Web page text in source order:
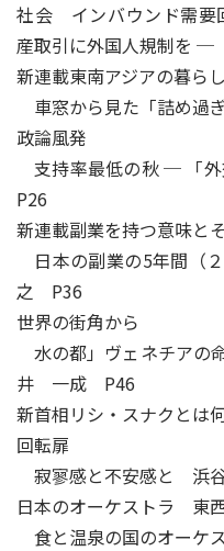
社会 インバウンド需
産取引に外国人規制
新連載東南アジアの暮らし
車窓から見た「詰め
政論風発
支持率最低の秋 ─ 「
P26
新連載副業を持つ意味と
日本の副業の5年間（
之 P36
世界の街角から
水の都」ヴェネチアの
井 一成 P46
新首相リシ・スナクと
回転扉
寂寥感と不安感と
日本のオーケストラ 東
食と温泉の国のオー